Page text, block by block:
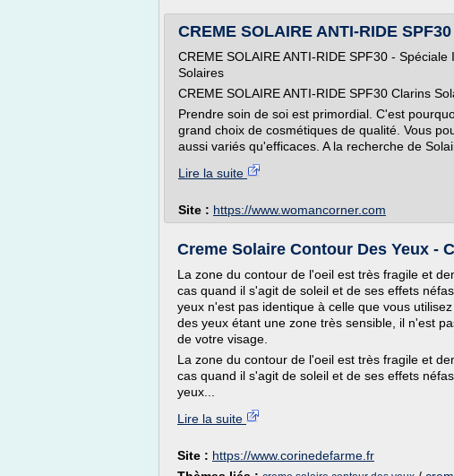
CREME SOLAIRE ANTI-RIDE
CREME SOLAIRE ANTI-RIDE SPF30 -
Solaires
CREME SOLAIRE ANTI-RIDE SPF30 Clarins
Prendre soin de soi est primordial. C'est
grand choix de cosmétiques de qualité. Vous
aussi variés qu'efficaces. A la recherche de
Lire la suite
Site : https://www.womancorner.com
Creme Solaire Contour Des Yeux -
La zone du contour de l'oeil est très fragile et
cas quand il s'agit de soleil et de ses effets
yeux n'est pas identique à celle que vous
des yeux étant une zone très sensible, il n'est
de votre visage.
La zone du contour de l'oeil est très fragile et
cas quand il s'agit de soleil et de ses effets
yeux...
Lire la suite
Site : https://www.corinedefarme.fr